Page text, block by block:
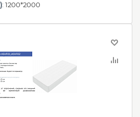
: 1200*2000